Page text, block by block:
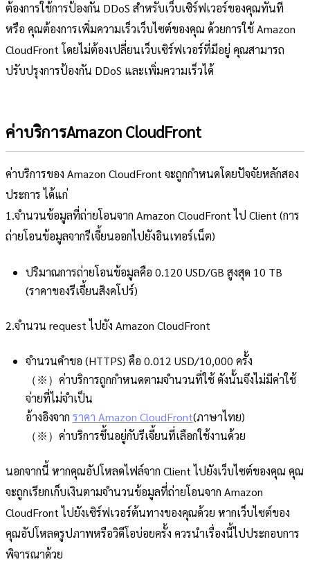
ต้องการใช้การป้องกัน DDoS สำหรับเว็บเซิร์ฟเวอร์ของคุณทันที
หรือ คุณต้องการเพิ่มความเร็วเว็บไซต์ของคุณ ด้วยการใช้ Amazon
CloudFront โดยไม่ต้องเปลี่ยนเว็บเซิร์ฟเวอร์ที่มีอยู่ คุณสามารถ
ปรับปรุงการป้องกัน DDoS และเพิ่มความเร็วได้
ค่าบริการAmazon CloudFront
ค่าบริการของ Amazon CloudFront จะถูกกำหนดโดยปัจจัยหลักสอง
ประการ ได้แก่
1.จำนวนข้อมูลที่ถ่ายโอนจาก Amazon CloudFront ไป Client (การ
ถ่ายโอนข้อมูลจากรีเจี้ยนออกไปยังอินเทอร์เน็ต)
ปริมาณการถ่ายโอนข้อมูลคือ 0.120 USD/GB สูงสุด 10 TB
(ราคาของรีเจี้ยนสิงคโปร์)
2.จำนวน request ไปยัง Amazon CloudFront
จำนวนคำขอ (HTTPS) คือ 0.012 USD/10,000 ครั้ง
（※）ค่าบริการถูกกำหนดตามจำนวนที่ใช้ ดังนั้นจึงไม่มีค่าใช้
จ่ายที่ไม่จำเป็น
อ้างอิงจาก ราคา Amazon CloudFront(ภาษาไทย)
（※）ค่าบริการขึ้นอยู่กับรีเจี้ยนที่เลือกใช้งานด้วย
นอกจากนี้ หากคุณอัปโหลดไฟล์จาก Client ไปยังเว็บไซต์ของคุณ คุณ
จะถูกเรียกเก็บเงินตามจำนวนข้อมูลที่ถ่ายโอนจาก Amazon
CloudFront ไปยังเซิร์ฟเวอร์ต้นทางของคุณด้วย หากเว็บไซต์ของ
คุณอัปโหลดรูปภาพหรือวิดีโอบ่อยครั้ง ควรนำเรื่องนี้ไปประกอบการ
พิจารณาด้วย